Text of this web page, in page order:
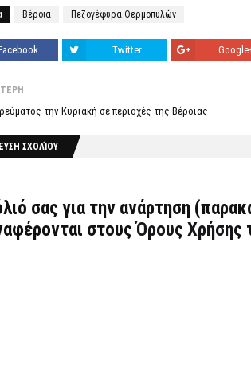
Βέροια Πεζογέφυρα Θερμοπυλών
Twitter
την Κυριακή σε περιοχές της Βέροιας
ΣΧΟΛΊΟΥ
σας για την ανάρτηση
στουςΌρους Χρήσης